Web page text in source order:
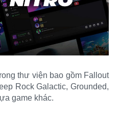
thư viện bao gồm Fallout
Rock Galactic, Grounded,
game khác.